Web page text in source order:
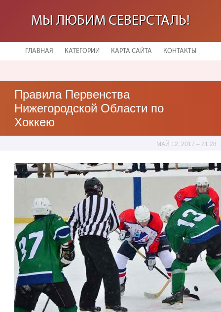
МЫ ЛЮБИМ СЕВЕРСТАЛЬ!
ГЛАВНАЯ КАТЕГОРИИ КАРТА САЙТА КОНТАКТЫ
Правила Первенства
Нижегородской Области по
Хоккею
МАЙ 12, 2017 – 21:28